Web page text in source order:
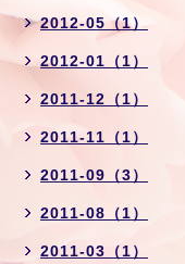
2012-05（1）
2012-01（1）
2011-12（1）
2011-11（1）
2011-09（3）
2011-08（1）
2011-03（1）